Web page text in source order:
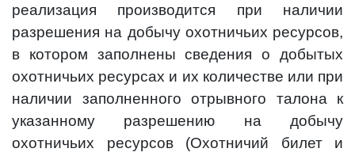
реализация производится при наличии
разрешения на добычу охотничьих ресурсов,
в котором заполнены сведения о добытых
охотничьих ресурсах и их количестве или при
наличии заполненного отрывного талона к
указанному разрешению на добычу
охотничьих ресурсов (Охотничий билет и